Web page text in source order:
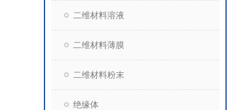
二维材料溶液
二维材料薄膜
二维材料粉末
绝缘体